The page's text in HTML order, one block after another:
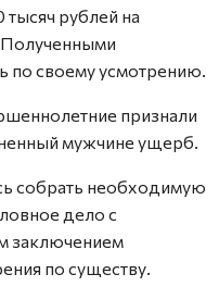
тысяч рублей на
Полученными
по своему усмотрению.
признали
мужчине ущерб.
собрать необходимую
дело с
заключением
по существу.